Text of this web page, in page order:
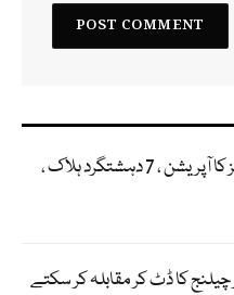
ہنگو میں سکیورٹی فورسز کا آپریشن ، 7 دہشتگرد ہلاک ،
کا ڈٹ کر مقابلہ کر سکتے